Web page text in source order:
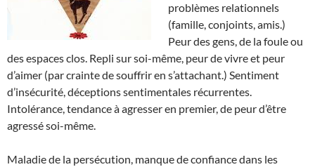
problèmes relationnels
(famille, conjoints, amis.)
Peur des gens, de la foule ou
des espaces clos. Repli sur soi-même, peur de vivre et peur
d’aimer (par crainte de souffrir en s’attachant.) Sentiment
d’insécurité, déceptions sentimentales récurrentes.
Intolérance, tendance à agresser en premier, de peur d’être
agressé soi-même.
Maladie de la persécution, manque de confiance dans les